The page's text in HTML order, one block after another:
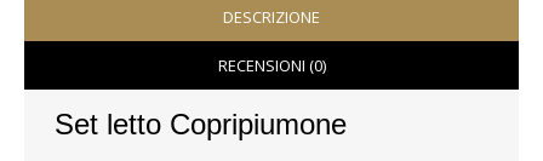
VESTITI
DONNA
ABBIGLIAMENTO SPORTIVO
DESCRIZIONE
RECENSIONI (0)
Set letto Copripiumone